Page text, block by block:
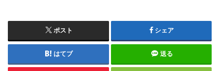
ポスト シェア
はてブ 送る